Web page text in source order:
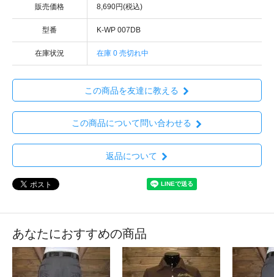
販売価格 8,690円(税込)
型番 K-WP 007DB
在庫状況 在庫 0 売切れ中
この商品を友達に教える
この商品について問い合わせる
返品について
あなたにおすすめの商品